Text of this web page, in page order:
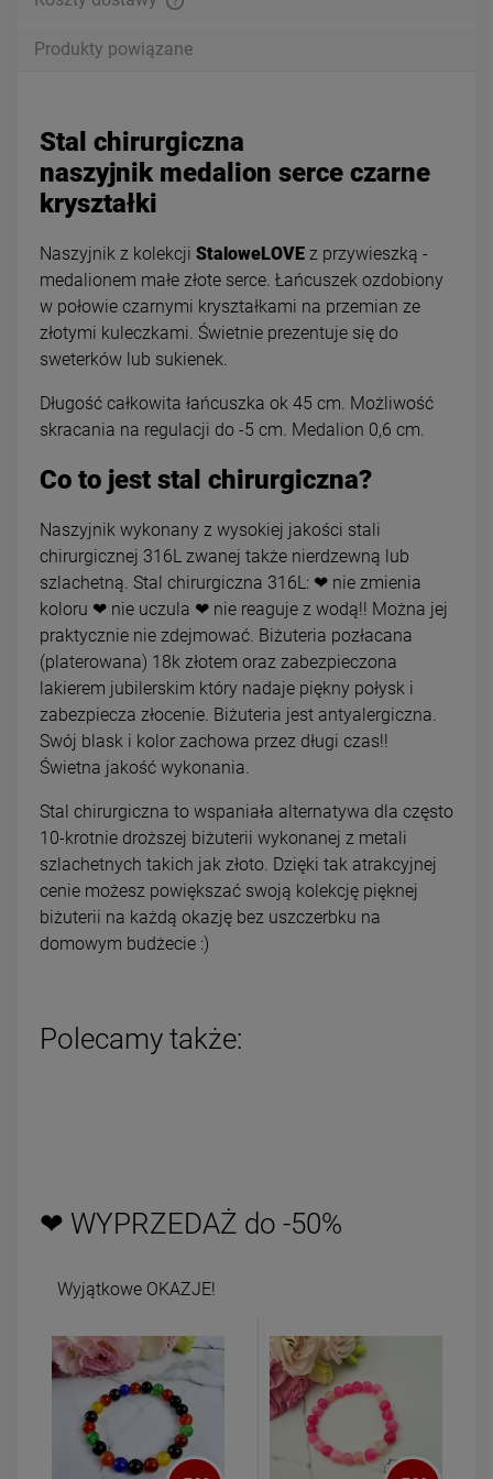
Produkty powiązane
Stal chirurgiczna
naszyjnik medalion serce czarne
kryształki
Naszyjnik z kolekcji StaloweLOVE z przywieszką -
medalionem małe złote serce. Łańcuszek ozdobiony
w połowie czarnymi kryształkami na przemian ze
złotymi kuleczkami. Świetnie prezentuje się do
sweterków lub sukienek.
Długość całkowita łańcuszka ok 45 cm. Możliwość
skracania na regulacji do -5 cm. Medalion 0,6 cm.
Co to jest stal chirurgiczna?
Naszyjnik wykonany z wysokiej jakości stali
chirurgicznej 316L zwanej także nierdzewną lub
szlachetną. Stal chirurgiczna 316L: ❤ nie zmienia
koloru ❤ nie uczula ❤ nie reaguje z wodą!! Można jej
praktycznie nie zdejmować. Biżuteria pozłacana
(platerowana) 18k złotem oraz zabezpieczona
lakierem jubilerskim który nadaje piękny połysk i
zabezpiecza złocenie. Biżuteria jest antyalergiczna.
Swój blask i kolor zachowa przez długi czas!!
Świetna jakość wykonania.
Stal chirurgiczna to wspaniała alternatywa dla często
10-krotnie droższej biżuterii wykonanej z metali
szlachetnych takich jak złoto. Dzięki tak atrakcyjnej
cenie możesz powiększać swoją kolekcję pięknej
biżuterii na każdą okazję bez uszczerbku na
domowym budżecie :)
Polecamy także:
❤ WYPRZEDAŻ do -50%
Wyjątkowe OKAZJE!